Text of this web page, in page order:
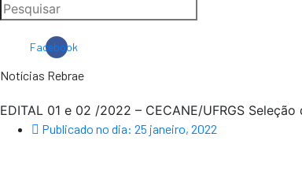
Facebook
Notícias Rebrae
EDITAL 01 e 02 /2022 – CECANE/UFRGS
Publicado no dia: 25 janeiro, 2022